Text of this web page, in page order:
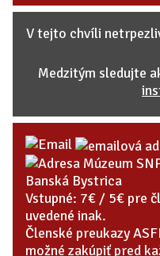
V tejto chvíli
Medzitým sledujte
Múzeum
Banská Bystrica
Vstupné: 7€ / 5€ pre
uvedené inak.
Členské preukazy
možné zakúpiť pred